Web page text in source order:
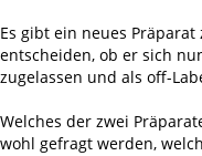
Es gibt ein neues
entscheiden, ob er sich
zugelassen und als off-
Welches der zwei
wohl gefragt werden,